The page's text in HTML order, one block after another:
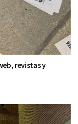
revistas y